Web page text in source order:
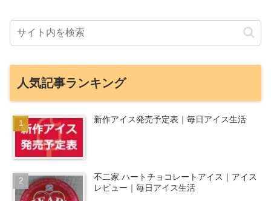
人気記事ランキング
新作アイス発売予定表｜毎日アイス生活
不二家 ハートチョコレートアイス｜アイス
レビュー｜毎日アイス生活